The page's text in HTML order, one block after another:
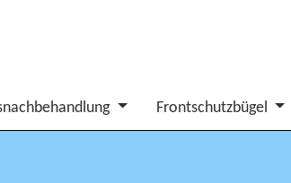
Frontschutzbügel